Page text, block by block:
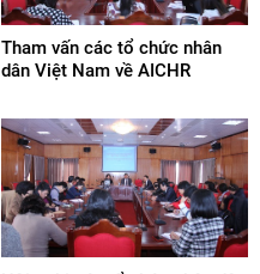
Tham vấn các tổ chức nhân
dân Việt Nam về AICHR